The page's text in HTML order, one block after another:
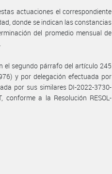
actuaciones el correspondiente
donde se indican las constancias
del promedio mensual de
el segundo párrafo del artículo 245
y por delegación efectuada por
por sus similares DI-2022-3730-
conforme a la Resolución RESOL-